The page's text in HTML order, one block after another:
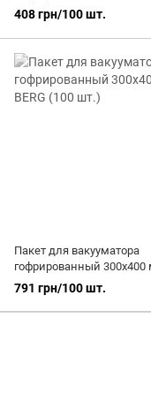
BERG (100 шт.)
408 грн/100 шт.
Пакет для вакууматора
гофрированный 300х400
BERG (100 шт.)
791 грн/100 шт.